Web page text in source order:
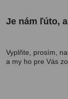
Je nám ľúto,
Vyplňte, prosím,
a my ho pre Vás